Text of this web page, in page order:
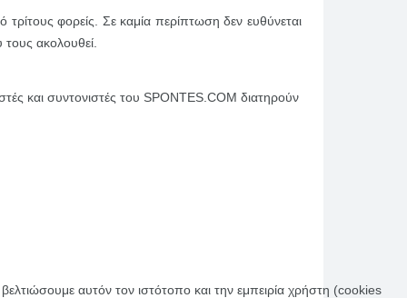
φορείς. Σε καμία περίπτωση δεν ευθύνεται
ακολουθεί.
και συντονιστές του SPONTES.COM διατηρούν
αυτόν τον ιστότοπο και την εμπειρία χρήστη (cookies